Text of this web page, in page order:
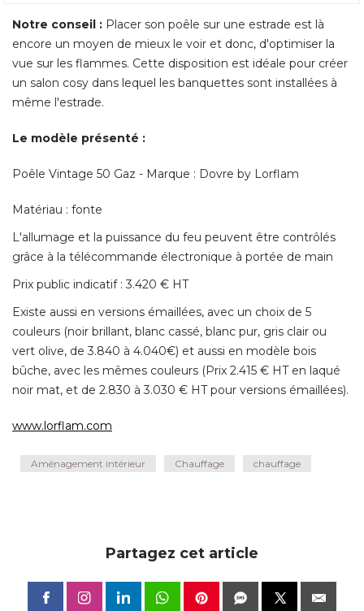
Notre conseil : Placer son poêle sur une estrade est là
encore un moyen de mieux le voir et donc, d'optimiser la
vue sur les flammes. Cette disposition est idéale pour créer
un salon cosy dans lequel les banquettes sont installées à
même l'estrade.
Le modèle présenté :
Poêle Vintage 50 Gaz - Marque : Dovre by Lorflam
Matériau : fonte
L'allumage et la puissance du feu peuvent être contrôlés
grâce à la télécommande électronique à portée de main
Prix public indicatif : 3.420 € HT
Existe aussi en versions émaillées, avec un choix de 5
couleurs (noir brillant, blanc cassé, blanc pur, gris clair ou
vert olive, de 3.840 à 4.040€) et aussi en modèle bois
bûche, avec les mêmes couleurs (Prix 2.415 € HT en laqué
noir mat, et de 2.830 à 3.030 € HT pour versions émaillées).
www.lorflam.com
Aménagement intérieur Chauffage chauffage
Partagez cet article